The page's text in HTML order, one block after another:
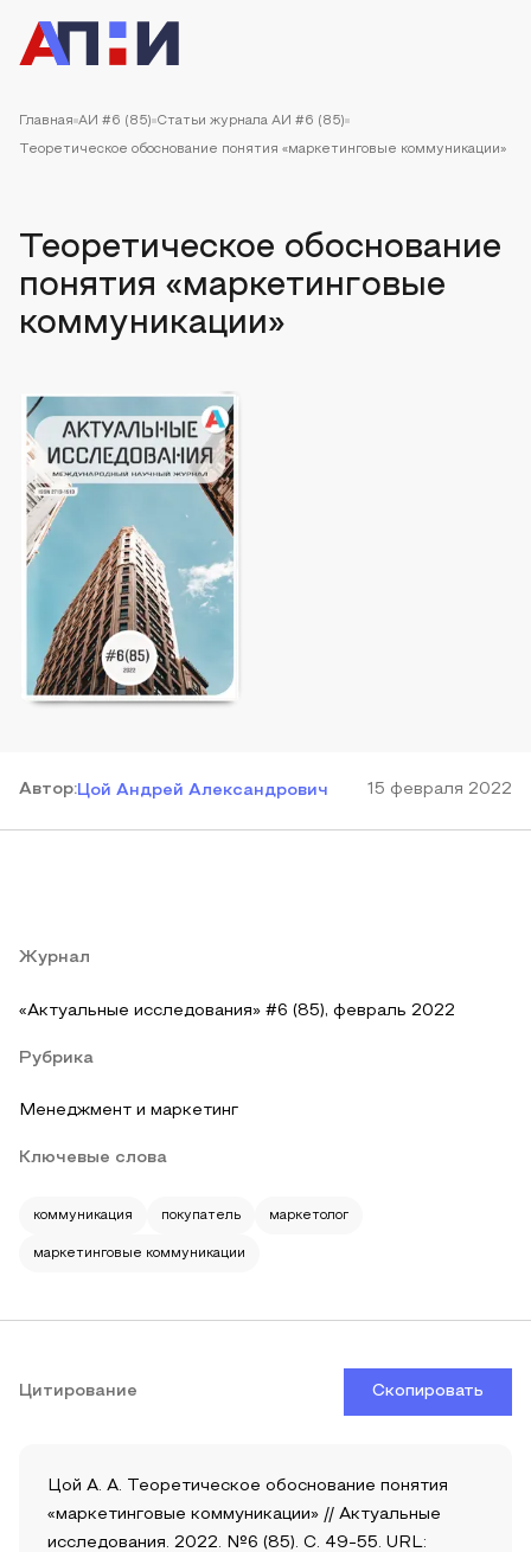
Главная АИ #6 (85) Статьи журнала АИ #6 (85)
Теоретическое обоснование понятия «маркетинговые коммуникации»
Теоретическое обоснование
понятия «маркетинговые
коммуникации»
Автор:Цой Андрей Александрович 15 февраля 2022
Журнал
«Актуальные исследования» #6 (85), февраль 2022
Рубрика
Менеджмент и маркетинг
Ключевые слова
коммуникация покупатель маркетолог
маркетинговые коммуникации
Цитирование Скопировать
Цой А. А. Теоретическое обоснование понятия
«маркетинговые коммуникации» // Актуальные
исследования. 2022. №6 (85). С. 49-55. URL: